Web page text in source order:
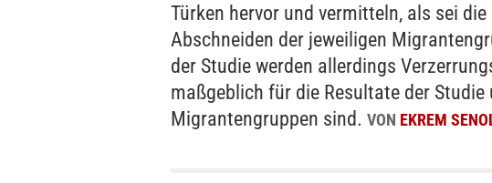
Türken hervor und vermitteln, als sei
Abschneiden der jeweiligen
der Studie werden allerdings
maßgeblich für die Resultate der Studie
Migrantengruppen sind. VON EKREM